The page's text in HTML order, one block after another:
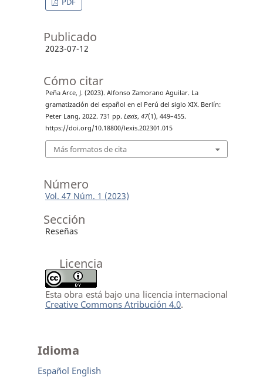
Publicado
2023-07-12
Cómo citar
Peña Arce, J. (2023). Alfonso Zamorano Aguilar. La
gramatización del español en el Perú del siglo XIX. Berlín:
Peter Lang, 2022. 731 pp. Lexis, 47(1), 449–455.
https://doi.org/10.18800/lexis.202301.015
Más formatos de cita
Número
Vol. 47 Núm. 1 (2023)
Sección
Reseñas
Licencia
Esta obra está bajo una licencia internacional
Creative Commons Atribución 4.0.
Idioma
Español English